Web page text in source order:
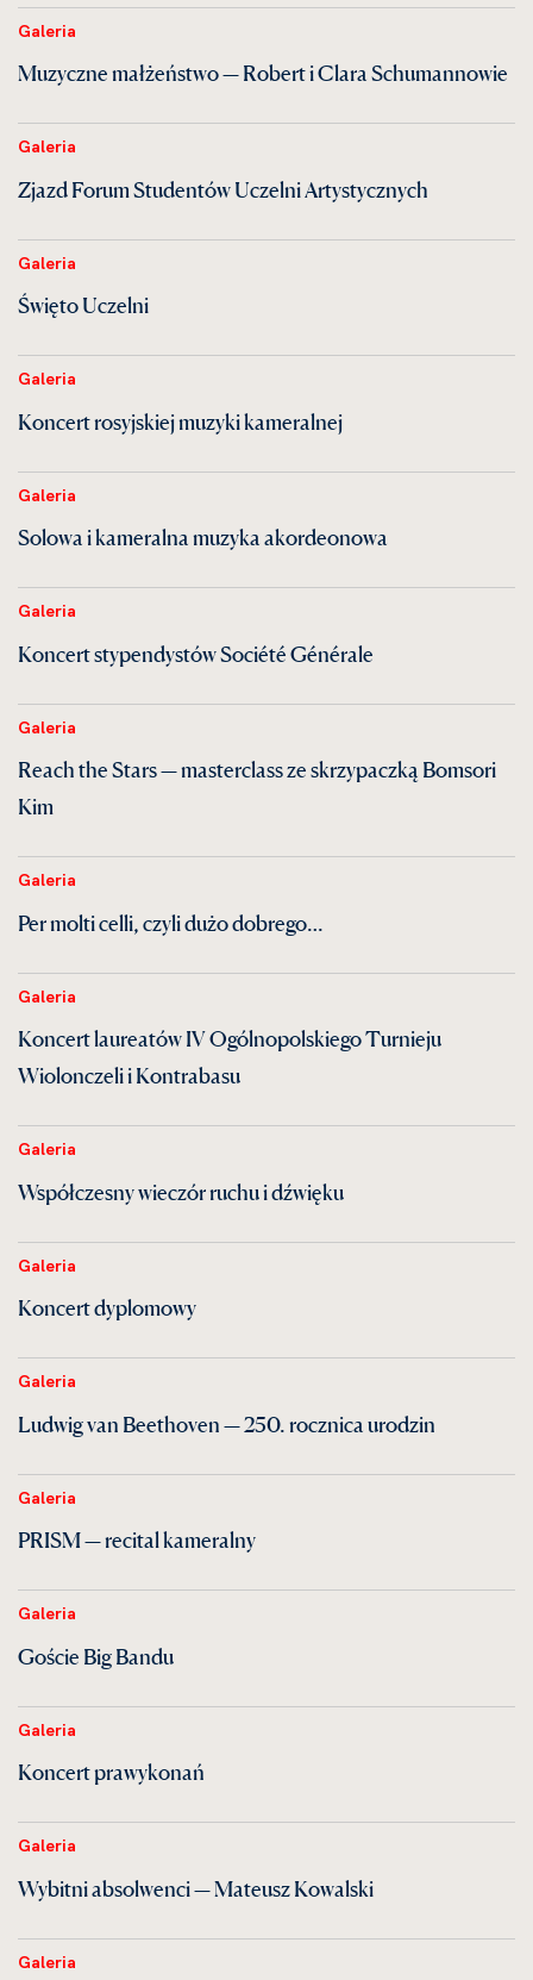
Galeria
Muzyczne małżeństwo — Robert i Clara Schumannowie
Galeria
Zjazd Forum Studentów Uczelni Artystycznych
Galeria
Święto Uczelni
Galeria
Koncert rosyjskiej muzyki kameralnej
Galeria
Solowa i kameralna muzyka akordeonowa
Galeria
Koncert stypendystów Société Générale
Galeria
Reach the Stars — masterclass ze skrzypaczką Bomsori
Kim
Galeria
Per molti celli, czyli dużo dobrego…
Galeria
Koncert laureatów IV Ogólnopolskiego Turnieju
Wiolonczeli i Kontrabasu
Galeria
Współczesny wieczór ruchu i dźwięku
Galeria
Koncert dyplomowy
Galeria
Ludwig van Beethoven — 250. rocznica urodzin
Galeria
PRISM — recital kameralny
Galeria
Goście Big Bandu
Galeria
Koncert prawykonań
Galeria
Wybitni absolwenci — Mateusz Kowalski
Galeria